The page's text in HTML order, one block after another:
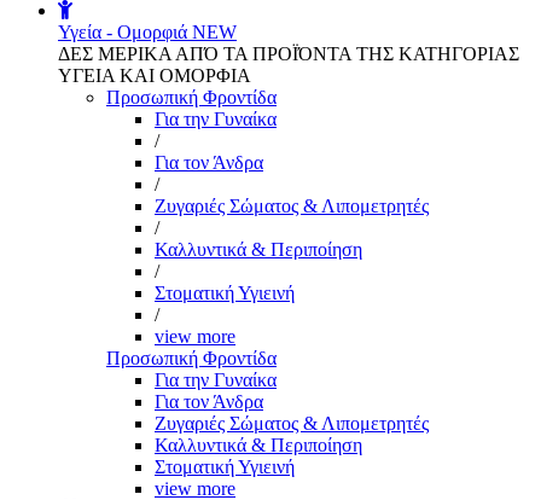
Υγεία - Ομορφιά NEW
ΔΕΣ ΜΕΡΙΚΑ ΑΠΌ ΤΑ ΠΡΟΪΌΝΤΑ ΤΗΣ ΚΑΤΗΓΟΡΙΑΣ
ΥΓΕΙΑ ΚΑΙ ΟΜΟΡΦΙΑ
Προσωπική Φροντίδα
Για την Γυναίκα
/
Για τον Άνδρα
/
Ζυγαριές Σώματος & Λιπομετρητές
/
Καλλυντικά & Περιποίηση
/
Στοματική Υγιεινή
/
view more
Προσωπική Φροντίδα
Για την Γυναίκα
Για τον Άνδρα
Ζυγαριές Σώματος & Λιπομετρητές
Καλλυντικά & Περιποίηση
Στοματική Υγιεινή
view more